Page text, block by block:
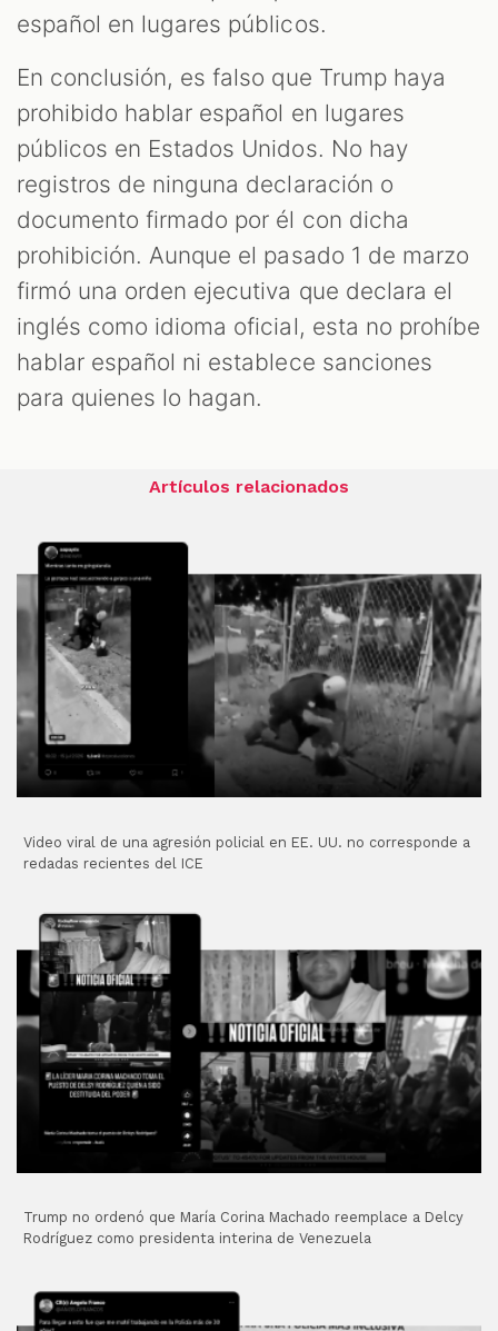
español en lugares públicos.
En conclusión, es falso que Trump haya
prohibido hablar español en lugares
públicos en Estados Unidos. No hay
registros de ninguna declaración o
documento firmado por él con dicha
prohibición. Aunque el pasado 1 de marzo
firmó una orden ejecutiva que declara el
inglés como idioma oficial, esta no prohíbe
hablar español ni establece sanciones
para quienes lo hagan.
Artículos relacionados
Video viral de una agresión policial en EE. UU. no corresponde a
redadas recientes del ICE
Trump no ordenó que María Corina Machado reemplace a Delcy
Rodríguez como presidenta interina de Venezuela